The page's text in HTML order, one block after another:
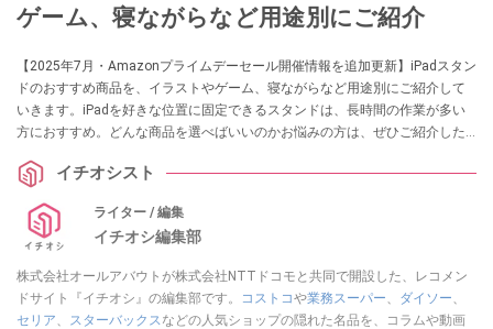
ゲーム、寝ながらなど用途別にご紹介
【2025年7月・Amazonプライムデーセール開催情報を追加更新】iPadスタン
ドのおすすめ商品を、イラストやゲーム、寝ながらなど用途別にご紹介して
いきます。iPadを好きな位置に固定できるスタンドは、長時間の作業が多い
方におすすめ。どんな商品を選べばいいのかお悩みの方は、ぜひご紹介した
イチオシスト
ライター / 編集
イチオシ編集部
株式会社オールアバウトが株式会社NTTドコモと共同で開設した、レコメン
ドサイト『イチオシ』の編集部です。
コストコや業務スーパー、 ダイソー、
セリア、 スターバックスなどの人気ショップの隠れた名品を、コラムや動画